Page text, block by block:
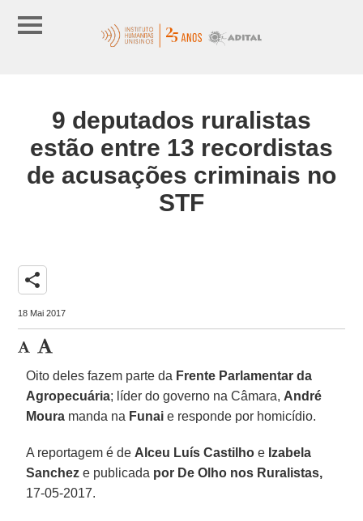
9 deputados ruralistas
estão entre 13 recordistas
de acusações criminais no
STF
share
18 Mai 2017
Oito deles fazem parte da Frente Parlamentar da
Agropecuária; líder do governo na Câmara, André
Moura manda na Funai e responde por homicídio.
A reportagem é de Alceu Luís Castilho e Izabela
Sancheze publicada por De Olho nos Ruralistas,
17-05-2017.